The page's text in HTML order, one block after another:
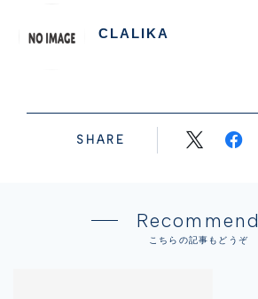
CLALIKA
SHARE
Recommend
こちらの記事もどうぞ